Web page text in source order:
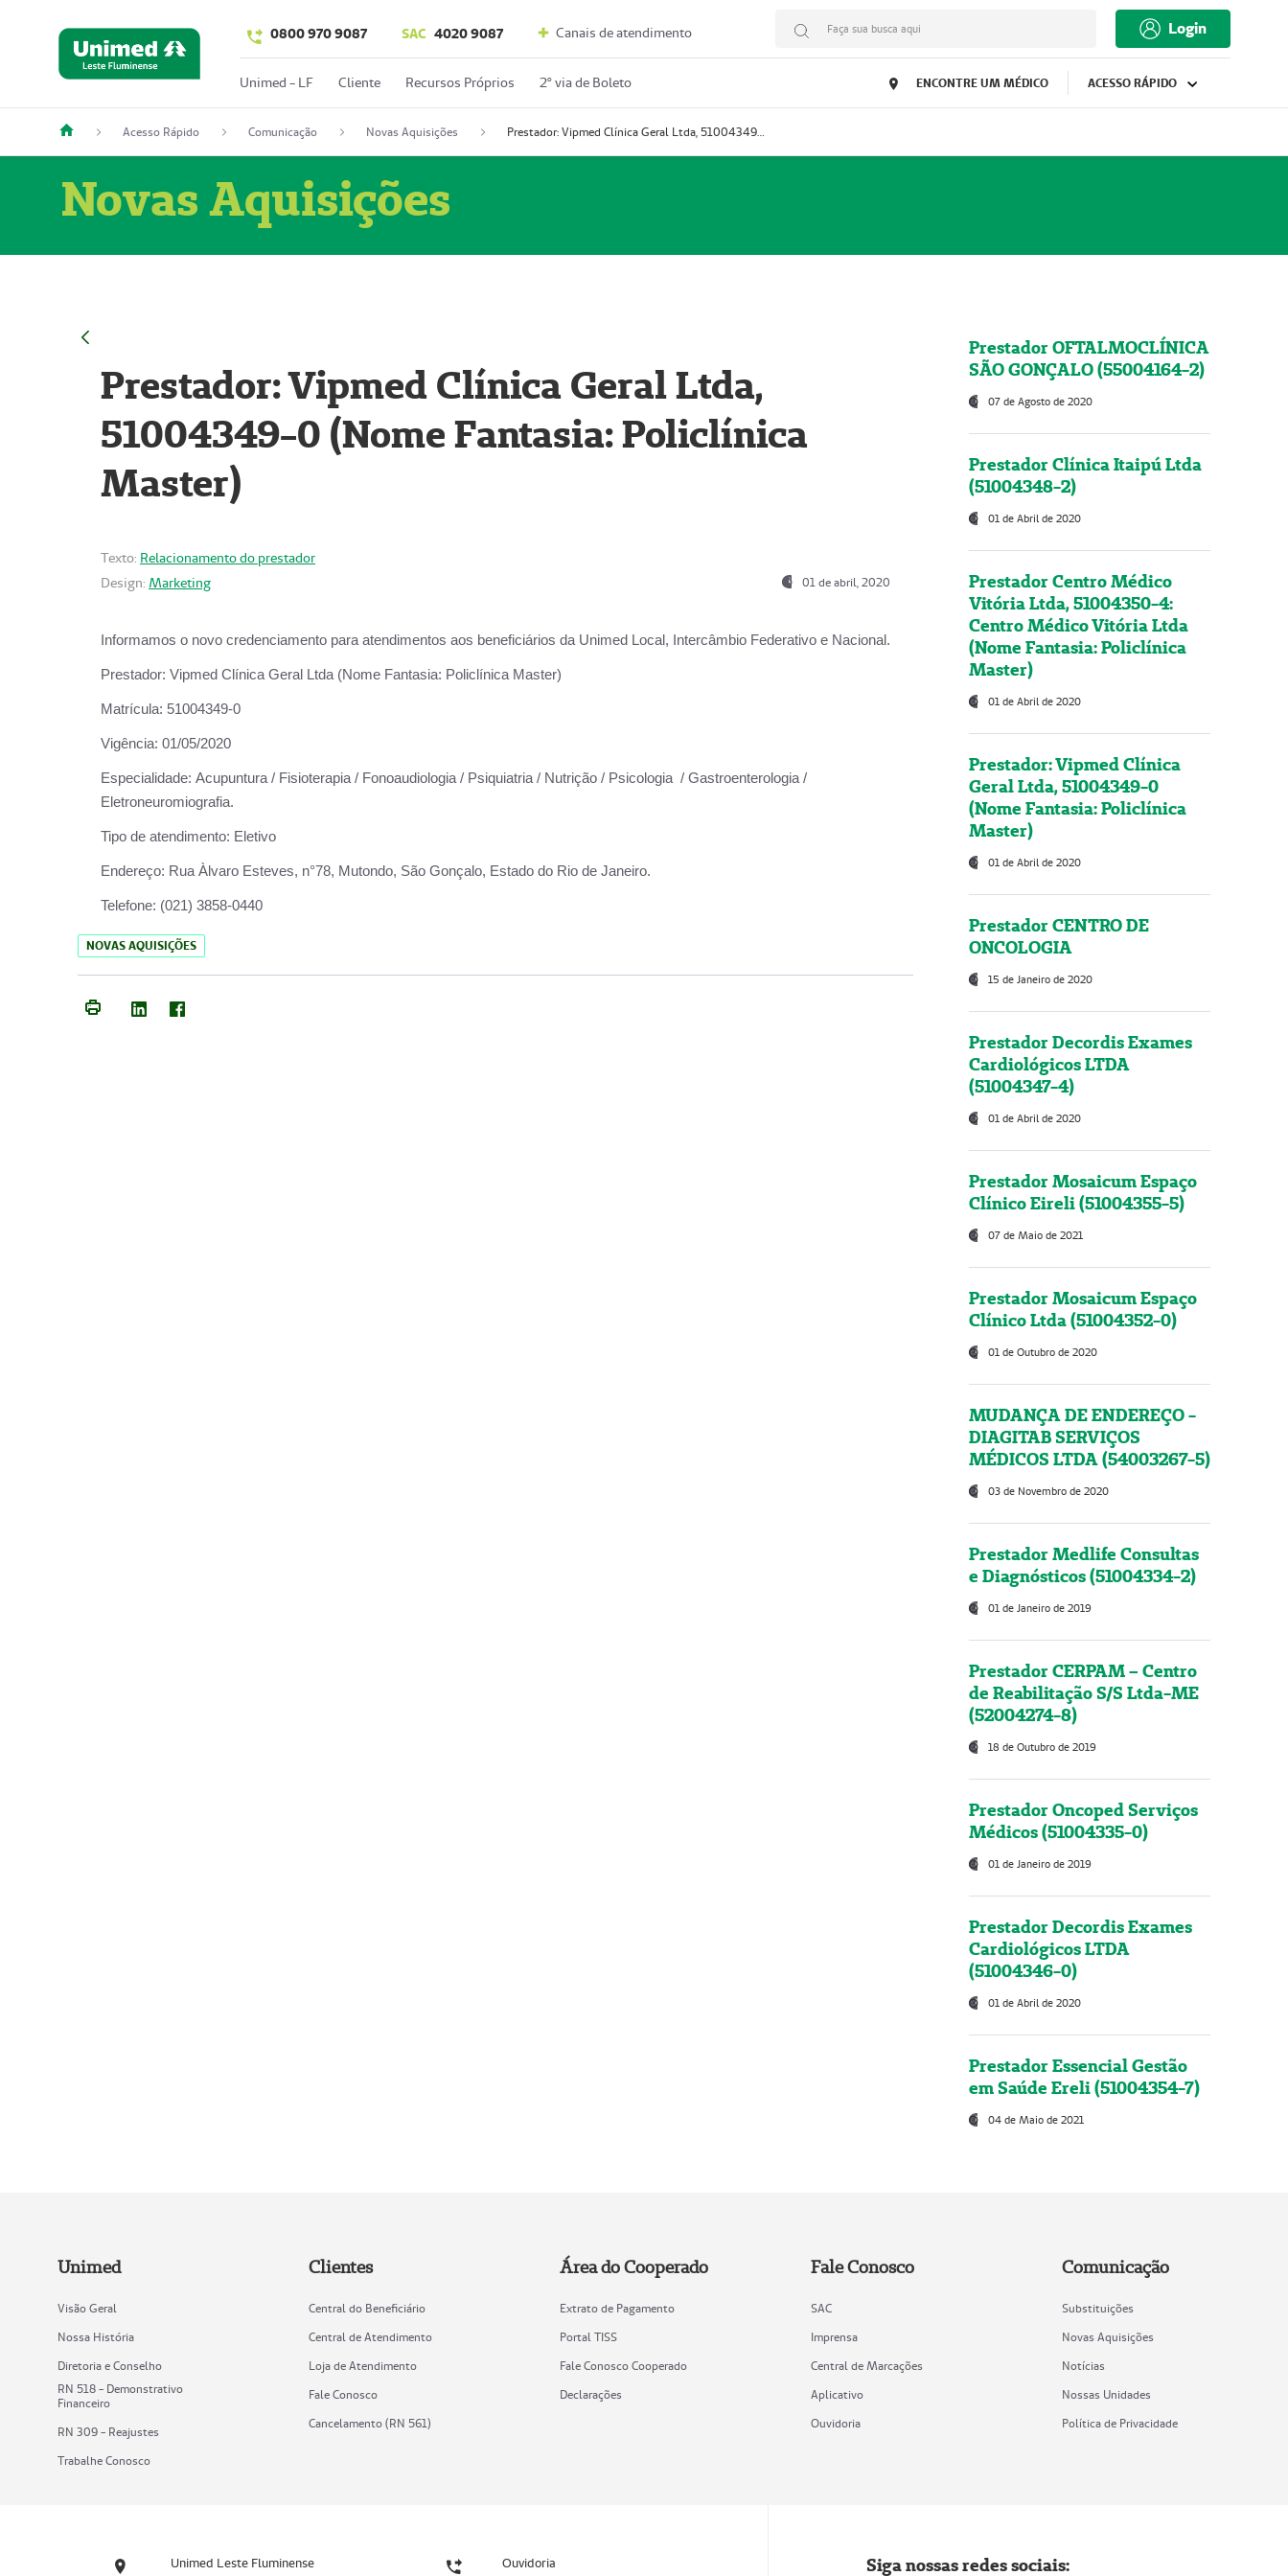
0800 970 9087 SAC 4020 9087 Canais de atendimento Faça sua busca aqui Login
Unimed - LF Cliente Recursos Próprios 2º via de Boleto ENCONTRE UM MÉDICO ACESSO RÁPIDO
Acesso Rápido Comunicação Novas Aquisições Prestador: Vipmed Clínica Geral Ltda, 51004349-0 (Nome Fantasia: Policlínica Master)
Novas Aquisições
Prestador: Vipmed Clínica Geral Ltda,
51004349-0 (Nome Fantasia: Policlínica
Master)
Texto: Relacionamento do prestador
Design: Marketing 01 de abril, 2020
Informamos o novo credenciamento para atendimentos aos beneficiários da Unimed Local, Intercâmbio Federativo e Nacional.
Prestador: Vipmed Clínica Geral Ltda (Nome Fantasia: Policlínica Master)
Matrícula: 51004349-0
Vigência: 01/05/2020
Especialidade: Acupuntura / Fisioterapia / Fonoaudiologia / Psiquiatria / Nutrição / Psicologia / Gastroenterologia /
Eletroneuromiografia.
Tipo de atendimento: Eletivo
Endereço: Rua Àlvaro Esteves, n°78, Mutondo, São Gonçalo, Estado do Rio de Janeiro.
Telefone: (021) 3858-0440
NOVAS AQUISIÇÕES
Prestador OFTALMOCLÍNICA
SÃO GONÇALO (55004164-2)
07 de Agosto de 2020
Prestador Clínica Itaipú Ltda
(51004348-2)
01 de Abril de 2020
Prestador Centro Médico
Vitória Ltda, 51004350-4:
Centro Médico Vitória Ltda
(Nome Fantasia: Policlínica
Master)
01 de Abril de 2020
Prestador: Vipmed Clínica
Geral Ltda, 51004349-0
(Nome Fantasia: Policlínica
Master)
01 de Abril de 2020
Prestador CENTRO DE
ONCOLOGIA
15 de Janeiro de 2020
Prestador Decordis Exames
Cardiológicos LTDA
(51004347-4)
01 de Abril de 2020
Prestador Mosaicum Espaço
Clínico Eireli (51004355-5)
07 de Maio de 2021
Prestador Mosaicum Espaço
Clínico Ltda (51004352-0)
01 de Outubro de 2020
MUDANÇA DE ENDEREÇO -
DIAGITAB SERVIÇOS
MÉDICOS LTDA (54003267-5)
03 de Novembro de 2020
Prestador Medlife Consultas
e Diagnósticos (51004334-2)
01 de Janeiro de 2019
Prestador CERPAM – Centro
de Reabilitação S/S Ltda-ME
(52004274-8)
18 de Outubro de 2019
Prestador Oncoped Serviços
Médicos (51004335-0)
01 de Janeiro de 2019
Prestador Decordis Exames
Cardiológicos LTDA
(51004346-0)
01 de Abril de 2020
Prestador Essencial Gestão
em Saúde Ereli (51004354-7)
04 de Maio de 2021
Unimed
Visão Geral
Nossa História
Diretoria e Conselho
RN 518 - Demonstrativo
Financeiro
RN 309 - Reajustes
Trabalhe Conosco
Clientes
Central do Beneficiário
Central de Atendimento
Loja de Atendimento
Fale Conosco
Cancelamento (RN 561)
Área do Cooperado
Extrato de Pagamento
Portal TISS
Fale Conosco Cooperado
Declarações
Fale Conosco
SAC
Imprensa
Central de Marcações
Aplicativo
Ouvidoria
Comunicação
Substituições
Novas Aquisições
Notícias
Nossas Unidades
Política de Privacidade
Unimed Leste Fluminense Ouvidoria Siga nossas redes sociais: